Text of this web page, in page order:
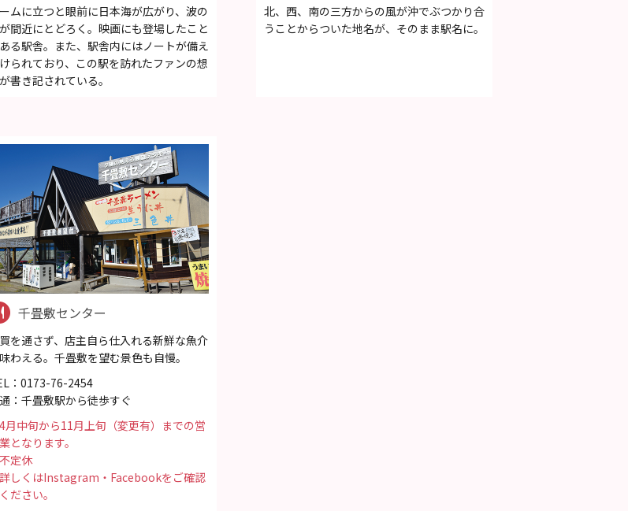
ムに立つと眼前に日本海が広がり、波の
間近にとどろく。映画にも登場したこと
る駅舎。また、駅舎内にはノートが備え
られており、この駅を訪れたファンの想
書き記されている。
北、西、南の三方からの風が沖でぶつかり合
うことからついた地名が、そのまま駅名に。
千畳敷センター
を通さず、店主自ら仕入れる新鮮な魚介
わえる。千畳敷を望む景色も自慢。
：0173-76-2454
：千畳敷駅から徒歩すぐ
中旬から11月上旬（変更有）までの営
業となります。
定休
しくはInstagram・Facebookをご確認
ください。